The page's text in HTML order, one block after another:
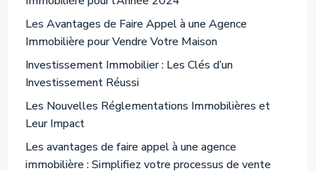
Les Avantages de Faire Appel à une Agence
Immobilière pour Vendre Votre Maison
Investissement Immobilier : Les Clés d’un
Investissement Réussi
Les Nouvelles Réglementations Immobilières et
Leur Impact
Les avantages de faire appel à une agence
immobilière : Simplifiez votre processus de vente